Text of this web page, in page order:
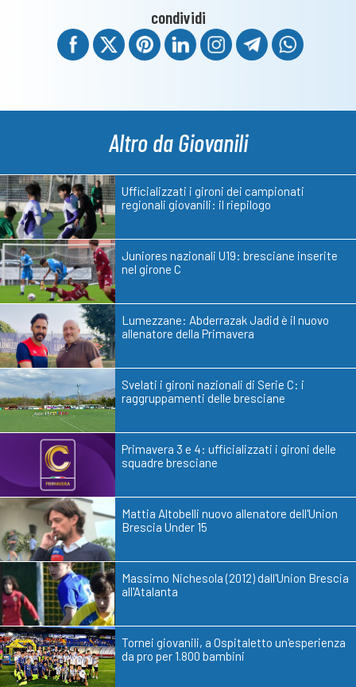
condividi
Altro da Giovanili
Ufficializzati i gironi dei campionati
regionali giovanili: il riepilogo
Juniores nazionali U19: bresciane inserite
nel girone C
Lumezzane: Abderrazak Jadid è il nuovo
allenatore della Primavera
Svelati i gironi nazionali di Serie C: i
raggruppamenti delle bresciane
Primavera 3 e 4: ufficializzati i gironi delle
squadre bresciane
Mattia Altobelli nuovo allenatore dell'Union
Brescia Under 15
Massimo Nichesola (2012) dall'Union Brescia
all'Atalanta
Tornei giovanili, a Ospitaletto un'esperienza
da pro per 1.800 bambini